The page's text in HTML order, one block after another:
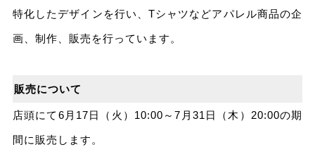
特化したデザインを行い、Tシャツなどアパレル商品の企
画、制作、販売を行っています。
販売について
店頭にて6月17日（火）10:00～7月31日（木）20:00の期
間に販売します。